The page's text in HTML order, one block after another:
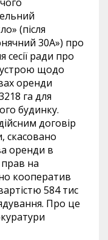
(після
30А») про
ради про
щодо
оренди
га для
будинку.
договір
скасовано
оренди в
на
кооператив
584 тис
Про це